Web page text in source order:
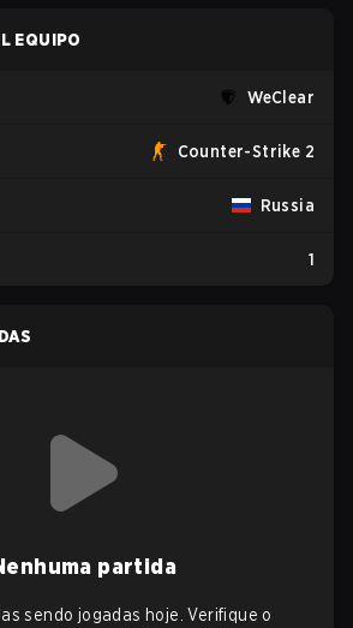
EQUIPO
WeClear
Counter-Strike 2
Russia
1
partida
sendo jogadas hoje. Verifique o